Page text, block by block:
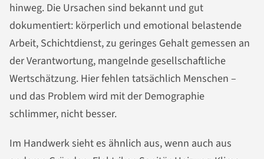
hinweg. Die Ursachen sind bekannt und gut
dokumentiert: körperlich und emotional belastende
Arbeit, Schichtdienst, zu geringes Gehalt gemessen an
der Verantwortung, mangelnde gesellschaftliche
Wertschätzung. Hier fehlen tatsächlich Menschen –
und das Problem wird mit der Demographie
schlimmer, nicht besser.
Im Handwerk sieht es ähnlich aus, wenn auch aus